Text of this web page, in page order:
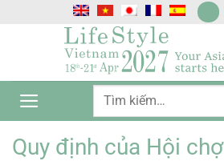
Quy định của Hội chợ